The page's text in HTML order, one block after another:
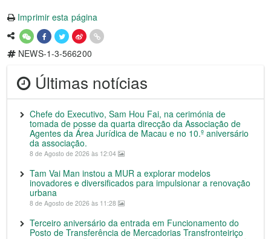
Imprimir esta página
NEWS-1-3-566200
Últimas notícias
Chefe do Executivo, Sam Hou Fai, na cerimónia de
tomada de posse da quarta direcção da Associação de
Agentes da Área Jurídica de Macau e no 10.º aniversário
da associação.
8 de Agosto de 2026 às 12:04
Tam Vai Man instou a MUR a explorar modelos
inovadores e diversificados para impulsionar a renovação
urbana
8 de Agosto de 2026 às 11:28
Terceiro aniversário da entrada em Funcionamento do
Posto de Transferência de Mercadorias Transfronteiriço